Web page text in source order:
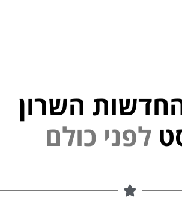
השרון